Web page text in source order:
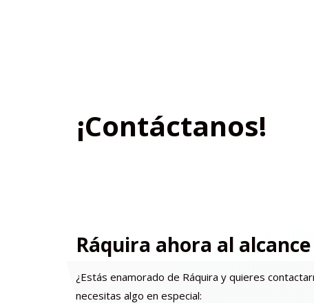
¡Contáctanos!
Ráquira ahora al
¿Estás enamorado de Ráquira y quieres
necesitas algo en especial: